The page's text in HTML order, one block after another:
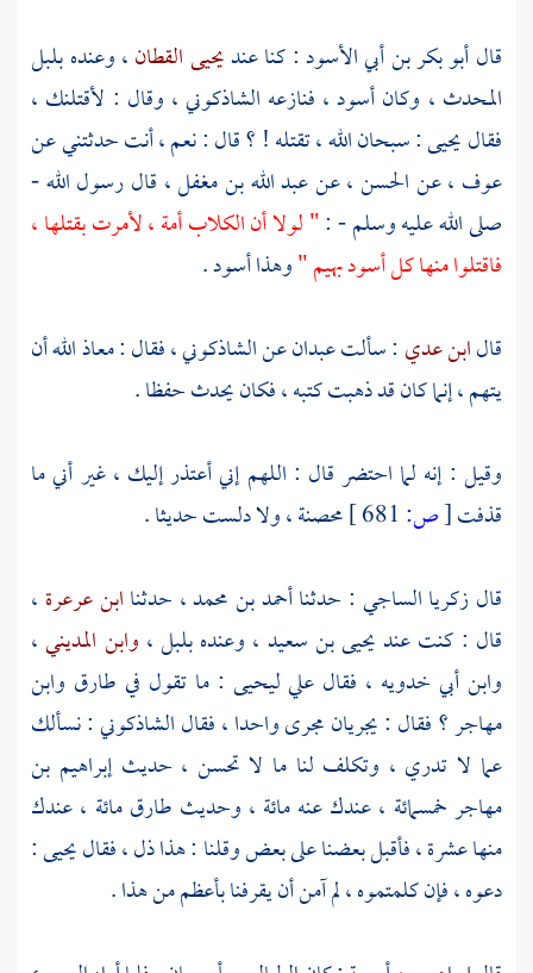
قالأبو بكر بن أبي الأسود: كنا عنديحيى القطان، وعندهبلبل
المحدث ، وكان أسود ، فنازعه الشاذكوني، وقال : لأقتلنك ،
فقاليحيى: سبحان الله ، تقتله ! ؟ قال : نعم ، أنت حدثتني عن
عوف ، عنالحسن، عنعبد الله بن مغفل، قال رسول الله -
صلى الله عليه وسلم - :" لولا أن الكلاب أمة ، لأمرت بقتلها ،
فاقتلوا منها كل أسود بهيم "وهذا أسود .
قالابن عدي : سألتعبدانعنالشاذكوني، فقال : معاذ الله أن
يتهم ، إنما كان قد ذهبت كتبه ، فكان يحدث حفظا .
وقيل : إنه لما احتضر قال : اللهم إني أعتذر إليك ، غير أني ما
قذفت[ص:
محصنة ، ولا دلست حديثا .
قالزكريا الساجي : حدثناأحمد بن محمد، حدثناابن عرعرة ،
قال : كنت عنديحيى بن سعيد ، وعندهبلبل، وابن المديني،
وابن أبي خدويه ، فقال عليليحيى : ما تقول في طارق وابن
مهاجر؟ فقال : يجريان مجرى واحدا ، فقالالشاذكوني: نسألك
عما لا تدري ، وتكلف لنا ما لا تحسن ، حديثإبراهيم بن
مهاجرخمسمائة ، عندك عنه مائة ، وحديث طارقمائة ، عندك
منها عشرة ، فأقبل بعضنا على بعض وقلنا : هذا ذل ، فقاليحيى:
دعوه ، فإن كلمتموه ، لم آمن أن يقرفنا بأعظم من هذا .